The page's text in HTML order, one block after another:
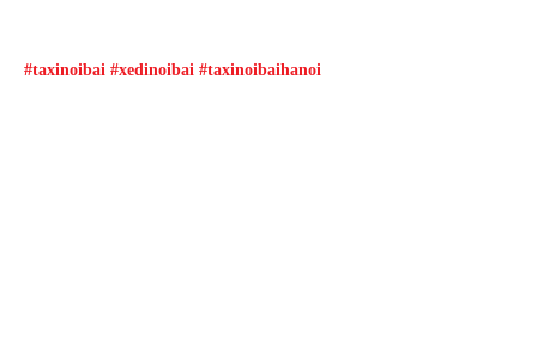
#taxinoibai #xedinoibai #taxinoibaihanoi